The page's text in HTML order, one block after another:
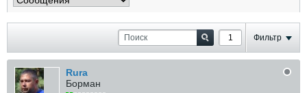
Фильтр
Rura
Борман